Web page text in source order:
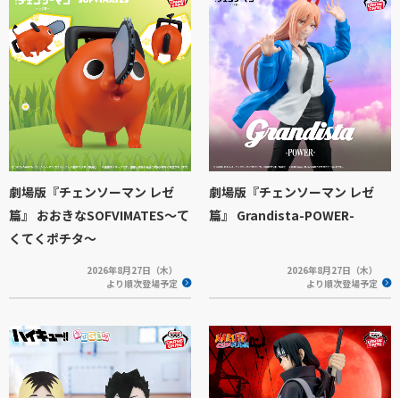
劇場版『チェンソーマン レゼ
篇』 おおきなSOFVIMATES～て
くてくポチタ～
2026年8月27日（木）
より順次登場予定
劇場版『チェンソーマン レゼ
篇』 Grandista-POWER-
2026年8月27日（木）
より順次登場予定